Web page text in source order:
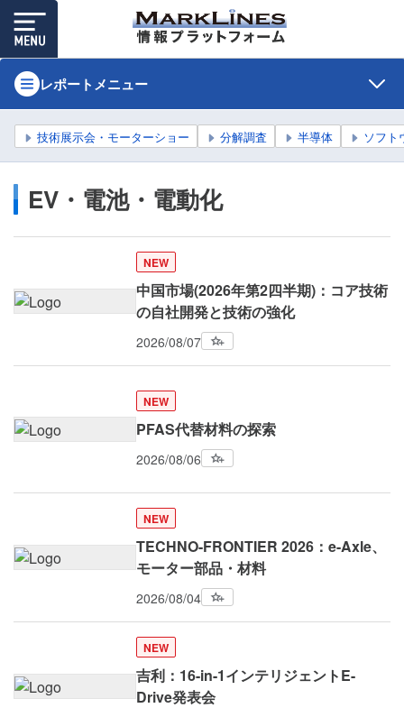
レポートメニュー
技術展示会・モーターショー 分解調査 半導体 ソフト
EV・電池・電動化
NEW
中国市場(2026年第2四半期)：コア技術
の自社開発と技術の強化
2026/08/07
NEW
PFAS代替材料の探索
2026/08/06
NEW
TECHNO-FRONTIER 2026：e-Axle、
モーター部品・材料
2026/08/04
NEW
吉利：16-in-1インテリジェントE-
Drive発表会